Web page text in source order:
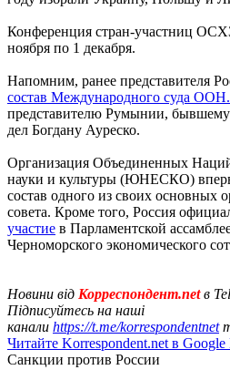
Конференция стран-участниц
ноября по 1 декабря.
Напомним, ранее представителя
состав Международного суда ООН.
представителю Румынии,
дел Богдану Ауреско.
Организация Объединенных
науки и культуры (ЮНЕСКО)
состав одного из своих основных
совета. Кроме того, Россия
участие в Парламентской
Черноморского экономического
Новини від Корреспондент.netв
Підписуйтесь на наші
канали https://t.me/korrespondentnet
Читайте Korrespondent.net в Google
Санкции против России